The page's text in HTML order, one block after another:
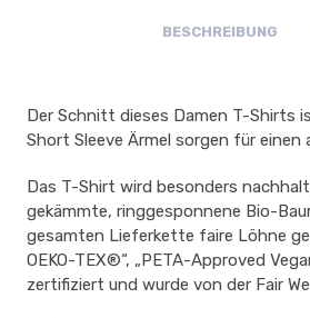
BESCHREIBUNG
Der Schnitt dieses Damen T-Shirts
Short Sleeve Ärmel sorgen für
Das T-Shirt wird besonders
gekämmte, ringgesponnene Bio-
gesamten Lieferkette faire Löhne
OEKO-TEX®“, „PETA-Approved
zertifiziert und wurde von der Fair